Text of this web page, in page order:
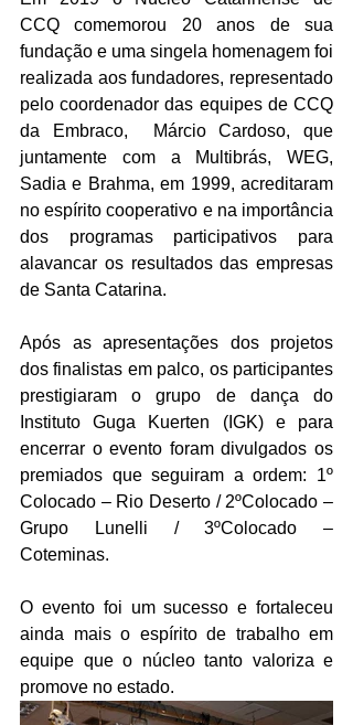
CCQ comemorou 20 anos de sua
fundação e uma singela homenagem foi
realizada aos fundadores, representado
pelo coordenador das equipes de CCQ
da Embraco,  Márcio Cardoso, que
juntamente com a Multibrás, WEG,
Sadia e Brahma, em 1999, acreditaram
no espírito cooperativo e na importância
dos programas participativos para
alavancar os resultados das empresas
de Santa Catarina.
Após as apresentações dos projetos
dos finalistas em palco, os participantes
prestigiaram o grupo de dança do
Instituto Guga Kuerten (IGK) e para
encerrar o evento foram divulgados os
premiados que seguiram a ordem: 1º
Colocado – Rio Deserto / 2ºColocado –
Grupo Lunelli / 3ºColocado –
Coteminas.
O evento foi um sucesso e fortaleceu
ainda mais o espírito de trabalho em
equipe que o núcleo tanto valoriza e
promove no estado.